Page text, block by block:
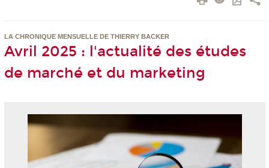
LA CHRONIQUE MENSUELLE DE THIERRY BACKER
Avril 2025 : l'actualité des études
de marché et du marketing